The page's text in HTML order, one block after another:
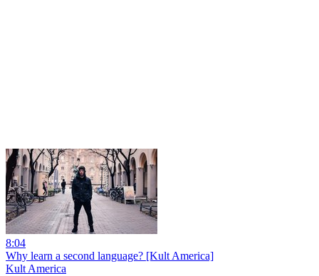
8:04
Why learn a second language? [Kult America]
Kult America